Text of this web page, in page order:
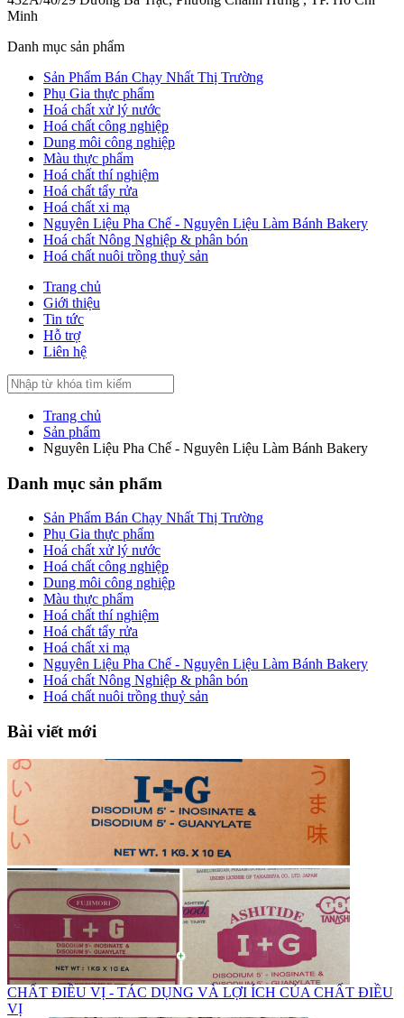
Minh
Danh mục sản phẩm
Sản Phẩm Bán Chạy Nhất Thị Trường
Phụ Gia thực phẩm
Hoá chất xử lý nước
Hoá chất công nghiệp
Dung môi công nghiệp
Màu thực phẩm
Hoá chất thí nghiệm
Hoá chất tẩy rửa
Hoá chất xi mạ
Nguyên Liệu Pha Chế - Nguyên Liệu Làm Bánh Bakery
Hoá chất Nông Nghiệp & phân bón
Hoá chất nuôi trồng thuỷ sản
Trang chủ
Giới thiệu
Tin tức
Hỗ trợ
Liên hệ
Trang chủ
Sản phẩm
Nguyên Liệu Pha Chế - Nguyên Liệu Làm Bánh Bakery
Danh mục sản phẩm
Sản Phẩm Bán Chạy Nhất Thị Trường
Phụ Gia thực phẩm
Hoá chất xử lý nước
Hoá chất công nghiệp
Dung môi công nghiệp
Màu thực phẩm
Hoá chất thí nghiệm
Hoá chất tẩy rửa
Hoá chất xi mạ
Nguyên Liệu Pha Chế - Nguyên Liệu Làm Bánh Bakery
Hoá chất Nông Nghiệp & phân bón
Hoá chất nuôi trồng thuỷ sản
Bài viết mới
CHẤT ĐIỀU VỊ - TÁC DỤNG VÀ LỢI ÍCH CỦA CHẤT ĐIỀU
VỊ